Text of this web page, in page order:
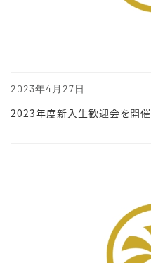
2023年4月27日
2023年度新入生歓迎会を開催